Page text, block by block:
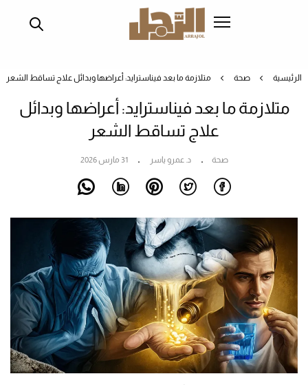
الرئيسية صحة متلازمة ما بعد فيناسترايد: أعراضها وبدائل علاج تساقط الشعر
متلازمة ما بعد فيناسترايد: أعراضها وبدائل
علاج تساقط الشعر
صحة د. عمرو ياسر 31 مارس 2026